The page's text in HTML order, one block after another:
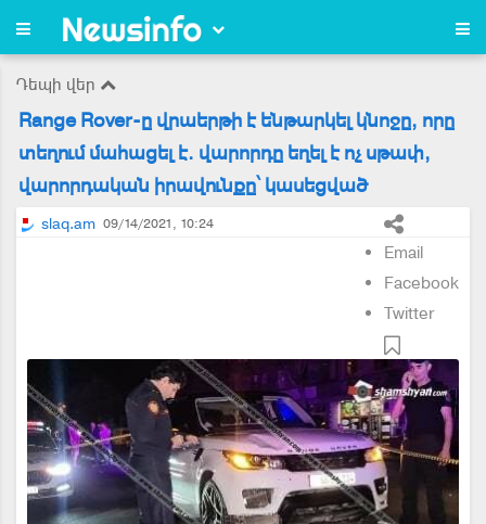
Դեպի վեր
Range Rover-ը վրաերթի է ենթարկել կնոջը, որը
տեղում մահացել է. վարորդը եղել է ոչ սթափ,
վարորդական իրավունքը՝ կասեցված
slaq.am 09/14/2021, 10:24
Email
Facebook
Twitter